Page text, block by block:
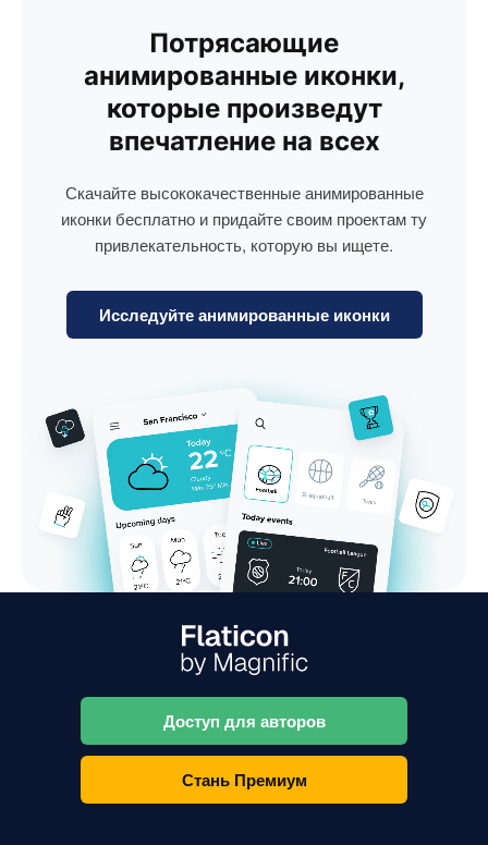
Потрясающие
анимированные иконки,
которые произведут
впечатление на всех
Скачайте высококачественные анимированные
иконки бесплатно и придайте своим проектам ту
привлекательность, которую вы ищете.
Исследуйте анимированные иконки
Доступ для авторов
Стань Премиум